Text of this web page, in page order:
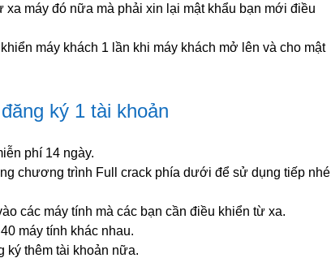
máy đó nữa mà phải xin lại mật khẩu bạn mới điều
máy khách 1 lần khi máy khách mở lên và cho mật
ký 1 tài khoản
phí 14 ngày.
chương trình Full crack phía dưới để sử dụng tiếp nhé
các máy tính mà các bạn cần điều khiển từ xa.
máy tính khác nhau.
ký thêm tài khoản nữa.